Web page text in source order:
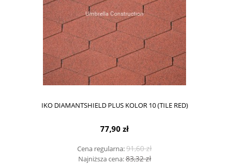
IKO DIAMANTSHIELD PLUS KOLOR 10 (TILE RED)
77,90 zł
Cena regularna:91,60 zł
Najniższa cena:83,32 zł